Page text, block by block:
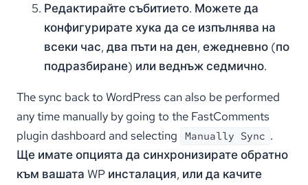
Редактирайте събитието. Можете да
конфигурирате хука да се изпълнява на
всеки час, два пъти на ден, ежедневно (по
подразбиране) или веднъж седмично.
The sync back to WordPress can also be performed
any time manually by going to the FastComments
plugin dashboard and selecting Manually Sync .
Ще имате опцията да синхронизирате обратно
към вашата WP инсталация, или да качите